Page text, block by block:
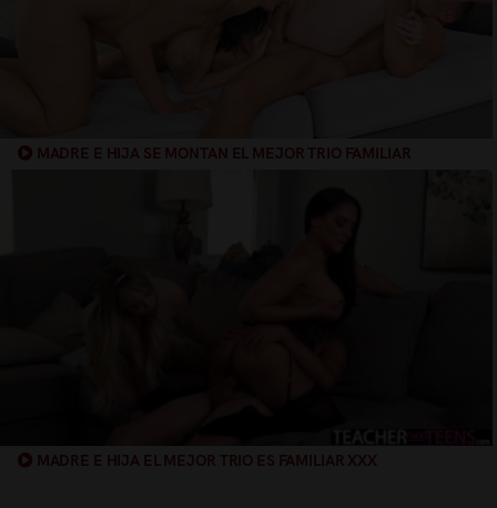
MADRE E HIJA SE MONTAN EL MEJOR TRIO FAMILIAR
MADRE E HIJA EL MEJOR TRIO ES FAMILIAR XXX